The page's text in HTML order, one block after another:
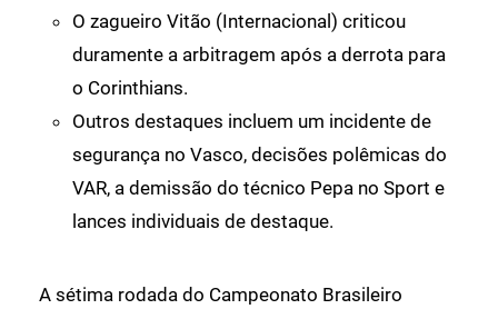
O zagueiro Vitão (Internacional) criticou
duramente a arbitragem após a derrota para
o Corinthians.
Outros destaques incluem um incidente de
segurança no Vasco, decisões polêmicas do
VAR, a demissão do técnico Pepa no Sport e
lances individuais de destaque.
A sétima rodada do Campeonato Brasileiro